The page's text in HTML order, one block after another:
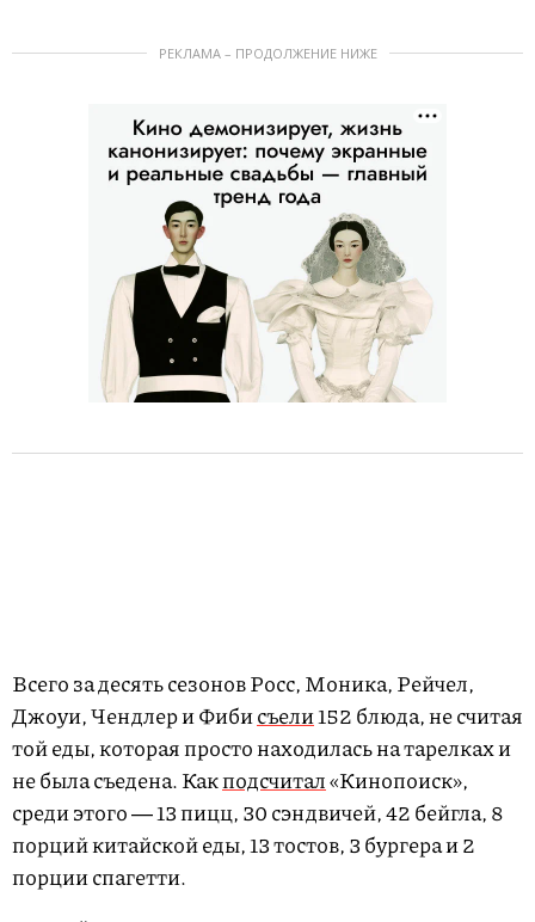
РЕКЛАМА – ПРОДОЛЖЕНИЕ НИЖЕ
Всего за десять сезонов Росс, Моника, Рейчел,
Джоуи, Чендлер и Фибисъели152 блюда, не считая
той еды, которая просто находилась на тарелках и
не была съедена. Какподсчитал«Кинопоиск»,
среди этого ― 13 пицц, 30 сэндвичей, 42 бейгла, 8
порций китайской еды, 13 тостов, 3 бургера и 2
порции спагетти.